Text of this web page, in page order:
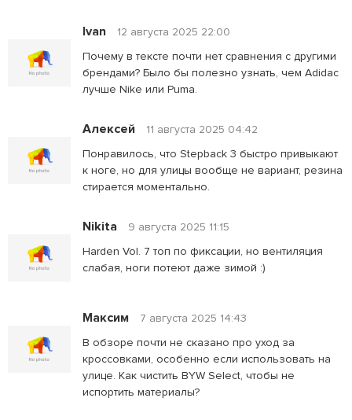
Ivan
12 августа 2025 22:00
Почему в тексте почти нет сравнения с другими
брендами? Было бы полезно узнать, чем Adidac
лучше Nike или Puma.
Алексей
11 августа 2025 04:42
Понравилось, что Stepback 3 быстро привыкают
к ноге, но для улицы вообще не вариант, резина
стирается моментально.
Nikita
9 августа 2025 11:15
Harden Vol. 7 топ по фиксации, но вентиляция
слабая, ноги потеют даже зимой :)
Максим
7 августа 2025 14:43
В обзоре почти не сказано про уход за
кроссовками, особенно если использовать на
улице. Как чистить BYW Select, чтобы не
испортить материалы?